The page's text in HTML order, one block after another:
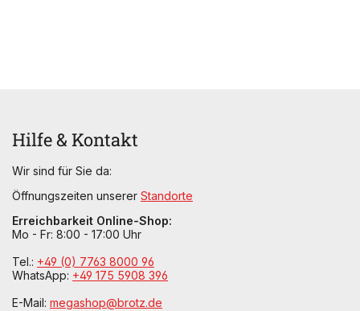
Hilfe & Kontakt
Wir sind für Sie da:
Öffnungszeiten unserer Standorte
Erreichbarkeit Online-Shop:
Mo - Fr: 8:00 - 17:00 Uhr
Tel.: +49 (0) 7763 8000 96
WhatsApp: +49 175 5908 396
E-Mail: megashop@brotz.de